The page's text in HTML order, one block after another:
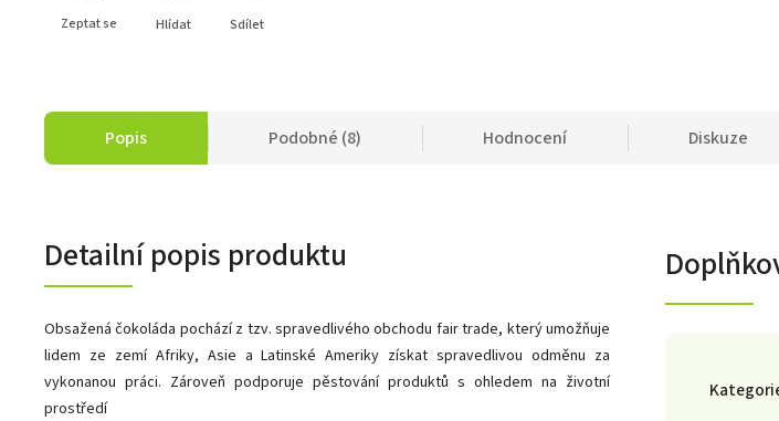
Zeptat se Hlídat Sdílet
Popis Podobné (8) Hodnocení Diskuze
Detailní popis produktu
Obsažená čokoláda pochází z tzv. spravedlivého obchodu fair trade, který umožňuje
lidem ze zemí Afriky, Asie a Latinské Ameriky získat spravedlivou odměnu za
vykonanou práci. Zároveň podporuje pěstování produktů s ohledem na životní
prostředí